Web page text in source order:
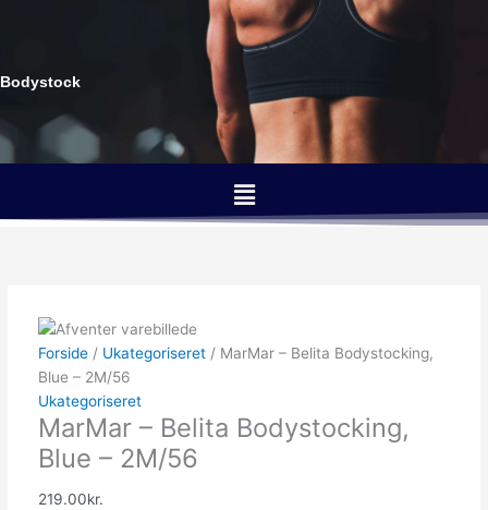
Bodystock
Menu
Forside/ Ukategoriseret/ MarMar – Belita Bodystocking,
Blue – 2M/56
Ukategoriseret
MarMar – Belita Bodystocking,
Blue – 2M/56
219.00kr.